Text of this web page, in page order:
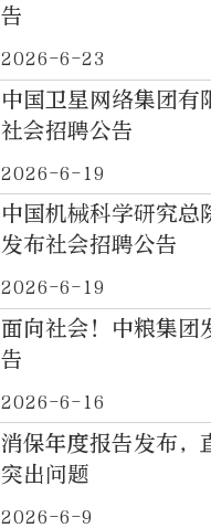
告
2026-6-23
中国卫星网络集团有
社会招聘公告
2026-6-19
中国机械科学研究总
发布社会招聘公告
2026-6-19
面向社会！中粮集团
告
2026-6-16
消保年度报告发布，
突出问题
2026-6-9